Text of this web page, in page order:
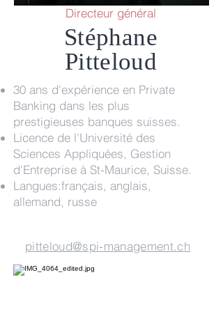
Directeur général
Stéphane
Pitteloud
30 ans d'expérience en Private
Banking dans les plus
prestigieuses banques suisses.
Licence de l'Université des
Sciences Appliquées, Gestion
d'Entreprise à St-Maurice, Suisse.
Langues:français, anglais,
allemand, russe
pitteloud@spi-management.ch